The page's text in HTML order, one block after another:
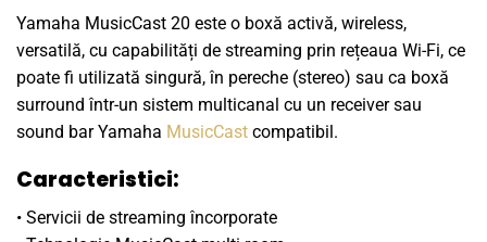
Yamaha MusicCast 20 este o boxă activă, wireless,
versatilă, cu capabilități de streaming prin rețeaua Wi-Fi, ce
poate fi utilizată singură, în pereche (stereo) sau ca boxă
surround într-un sistem multicanal cu un receiver sau
sound bar Yamaha MusicCast compatibil.
Caracteristici:
• Servicii de streaming încorporate